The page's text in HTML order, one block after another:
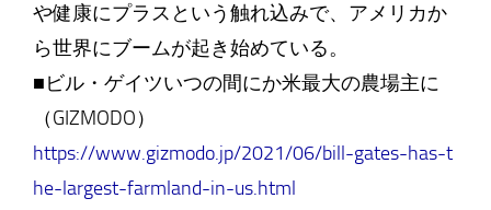
や健康にプラスという触れ込みで、アメリカか
ら世界にブームが起き始めている。
■ビル・ゲイツいつの間にか米最大の農場主に
（GIZMODO）
https://www.gizmodo.jp/2021/06/bill-gates-has-t
he-largest-farmland-in-us.html